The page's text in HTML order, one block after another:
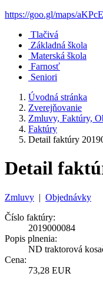
https://goo.gl/maps/
Tlačivá
Základná škola
Materská škola
Farnosť
Seniori
Úvodná stránka
Zverejňovanie
Zmluvy, Faktúry,
Faktúry
Detail faktúry
Detail
Zmluvy | Objednávky
Číslo faktúry:
2019000084
Popis plnenia:
ND traktorová
Cena:
73,28 EUR